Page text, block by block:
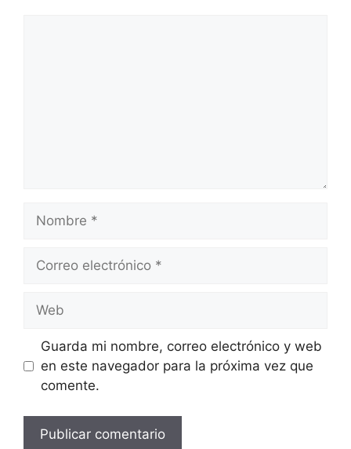
Nombre
Correo
Web
Guarda mi nombre, correo electrónico y web
en este navegador para la próxima vez que
comente.